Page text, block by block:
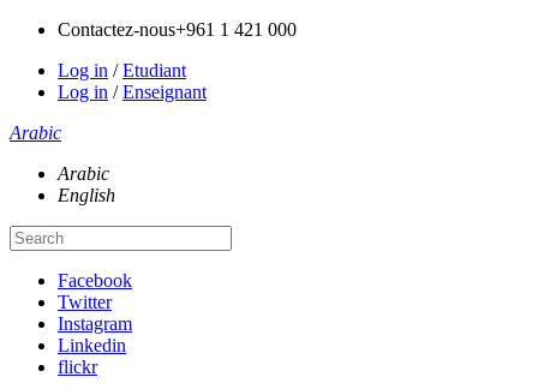
Contactez-nous+961 1 421 000
Log in /Etudiant
Log in /Enseignant
Arabic
Arabic
English
Facebook
Twitter
Instagram
Linkedin
flickr